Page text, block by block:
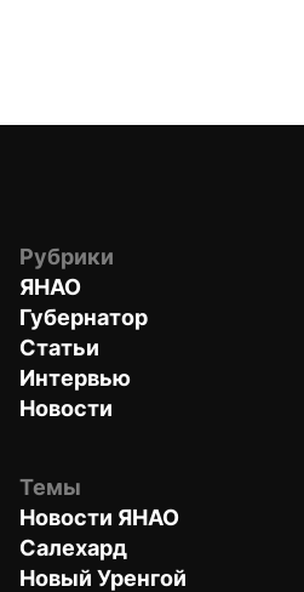
Рубрики
ЯНАО
Губернатор
Статьи
Интервью
Новости
Темы
Новости ЯНАО
Салехард
Новый Уренгой